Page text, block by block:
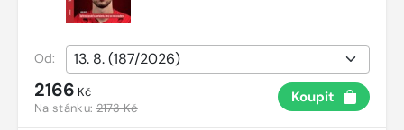
Od:
2166 Kč
Na stánku:2173 Kč
Koupit